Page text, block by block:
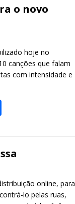
e o novo
hoje no
canções que falam
com intensidade e
e
online, para
lo pelas ruas,